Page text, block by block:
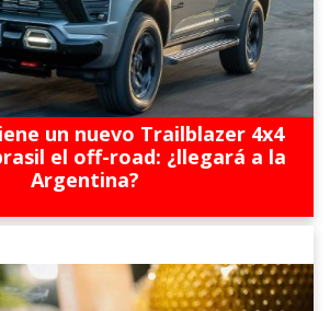
un nuevo Trailblazer 4x4
el off-road: ¿llegará a la
Argentina?